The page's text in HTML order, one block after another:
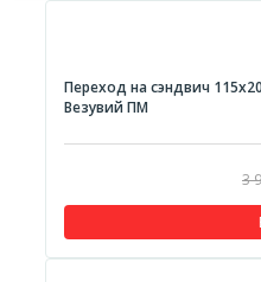
Переход на сэндвич
Везувий ПМ
3